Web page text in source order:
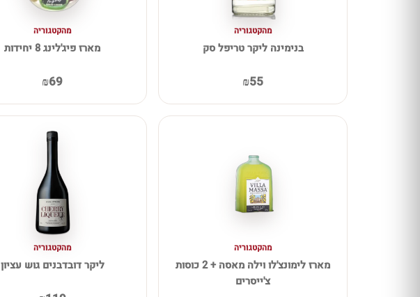
מהקטגוריה
בנימינה ליקר טריפל סק
₪55
מהקטגוריה
מארז פיג'לינג 8 יחידות
₪69
מהקטגוריה
מארז לימונצ'לו וילה מאסה + 2 כוסות
צ'ייסרים
מהקטגוריה
ליקר דובדבנים גוש עציון